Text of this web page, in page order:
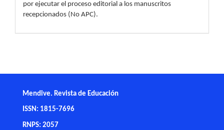
por ejecutar el proceso editorial a los manuscritos
recepcionados (No APC).
Mendive. Revista de Educación
ISSN: 1815-7696
RNPS: 2057